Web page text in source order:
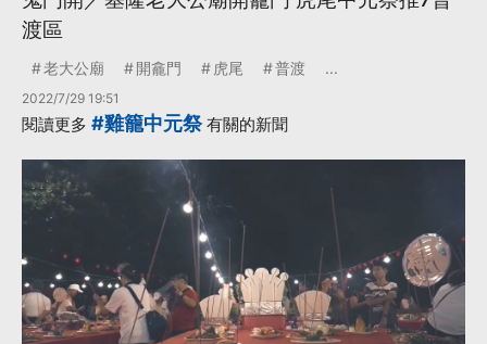
渡區
老大公廟 開龕門 虎尾 普渡 ...
2022/7/29 19:51
閱讀更多 #雞籠中元祭有關的新聞